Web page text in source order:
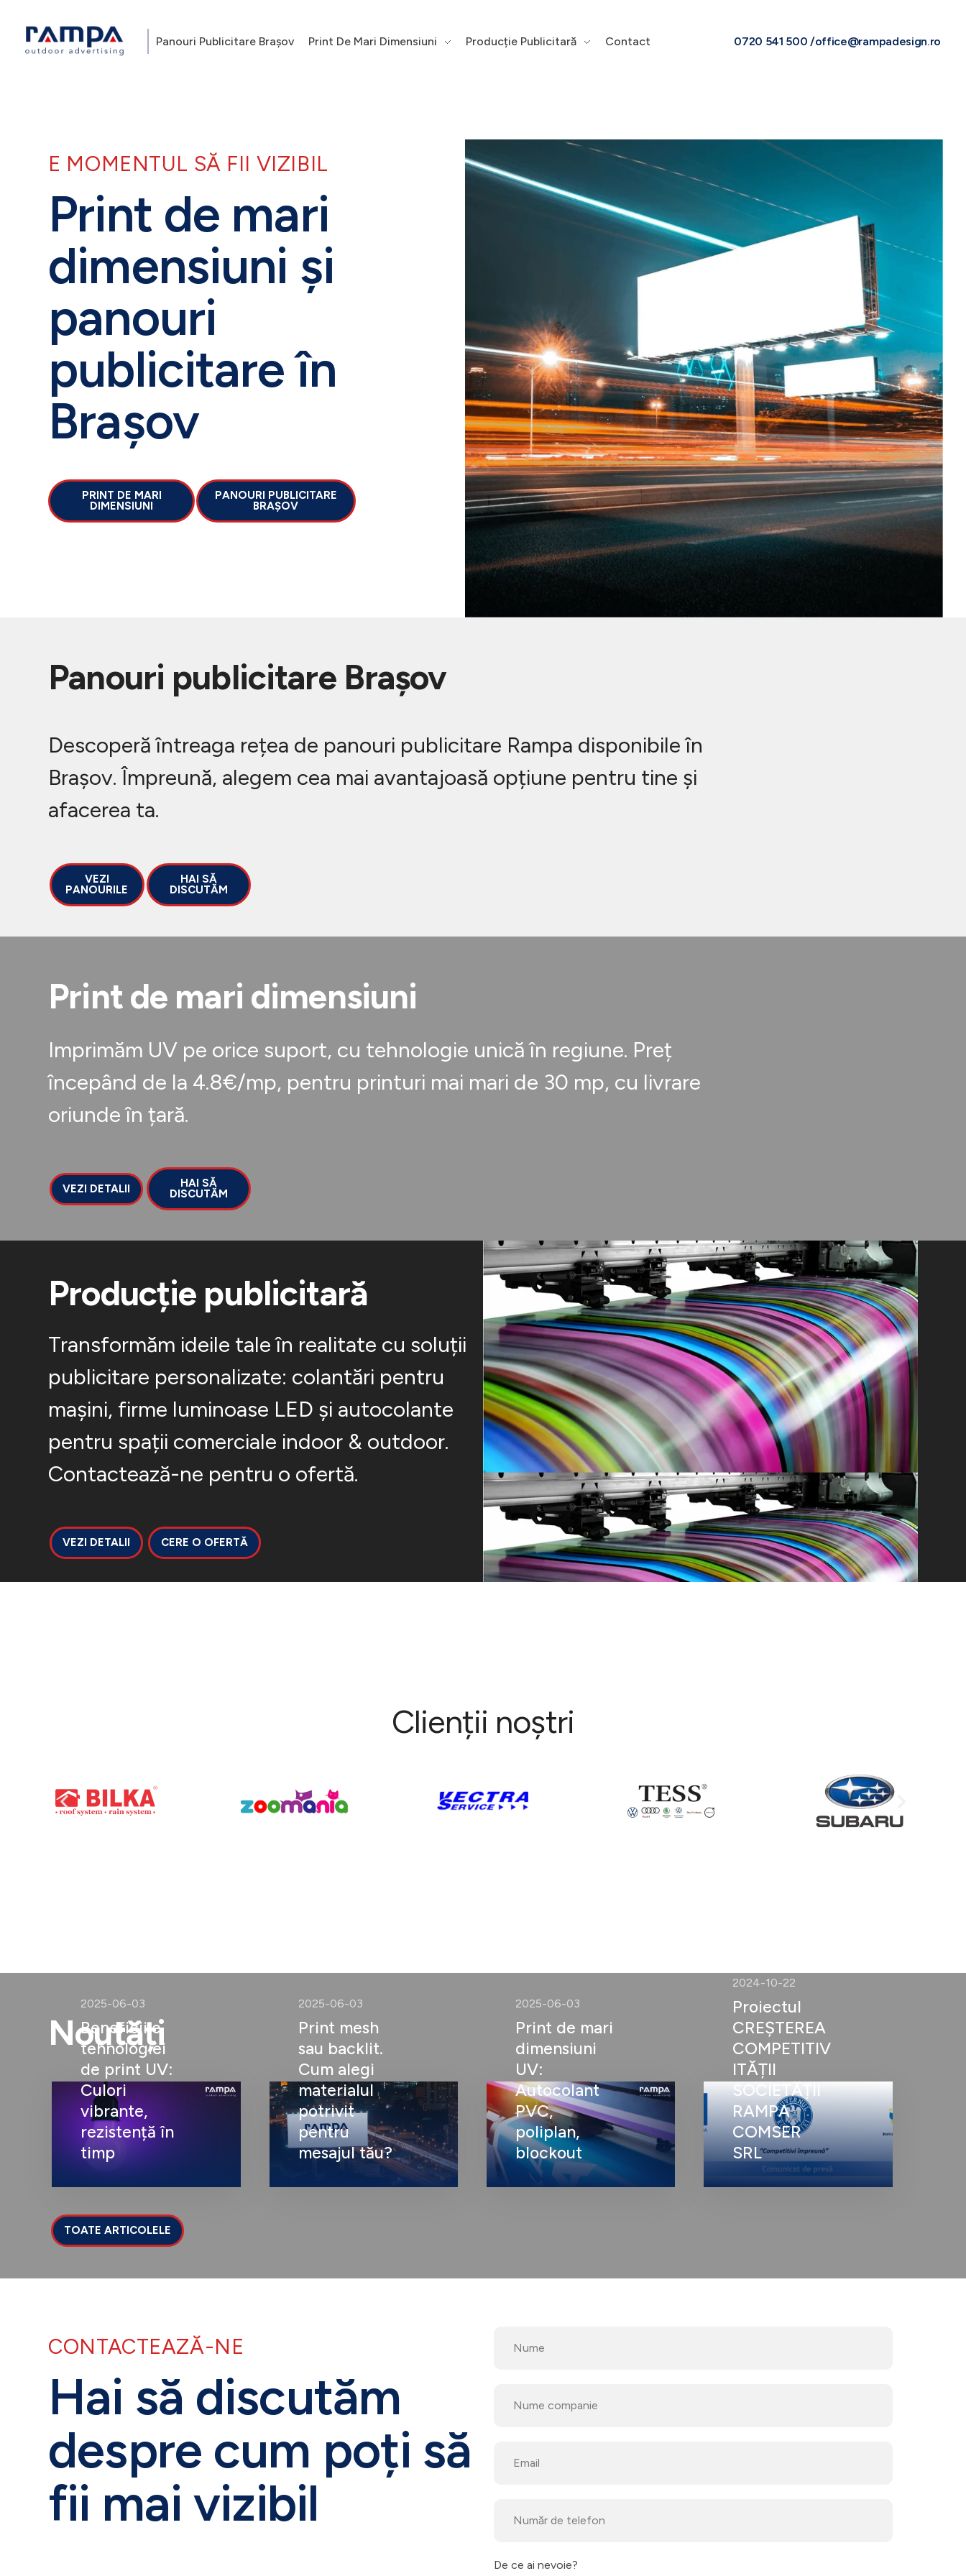
Panouri Publicitare Brașov Print De Mari Dimensiuni Producție Publicitară Contact 0720 541 500 /office@rampadesign.ro
E MOMENTUL SĂ FII VIZIBIL
Print de mari
dimensiuni și
panouri
publicitare în
Brașov
PRINT DE MARI
DIMENSIUNI
PANOURI PUBLICITARE
BRAȘOV
Panouri publicitare Brașov
Descoperă întreaga rețea de panouri publicitare Rampa disponibile în
Brașov. Împreună, alegem cea mai avantajoasă opțiune pentru tine și
afacerea ta.
VEZI
PANOURILE
HAI SĂ
DISCUTĂM
Print de mari dimensiuni
Imprimăm UV pe orice suport, cu tehnologie unică în regiune. Preț
începând de la 4.8€/mp, pentru printuri mai mari de 30 mp, cu livrare
oriunde în țară.
VEZI DETALII
HAI SĂ
DISCUTĂM
Producție publicitară
Transformăm ideile tale în realitate cu soluții
publicitare personalizate: colantări pentru
mașini, firme luminoase LED și autocolante
pentru spații comerciale indoor & outdoor.
Contactează-ne pentru o ofertă.
VEZI DETALII CERE O OFERTĂ
Clienții noștri
Noutăți
2025-06-03
Beneficiile
tehnologiei
de print UV:
Culori
vibrante,
rezistență în
timp
2025-06-03
Print mesh
sau backlit.
Cum alegi
materialul
potrivit
pentru
mesajul tău?
2025-06-03
Print de mari
dimensiuni
UV:
Autocolant
PVC,
poliplan,
blockout
2024-10-22
Proiectul
CREȘTEREA
COMPETITIV
ITĂȚII
SOCIETĂȚII
RAMPA
COMSER
SRL
TOATE ARTICOLELE
CONTACTEAZĂ-NE
Hai să discutăm
despre cum poți să
fii mai vizibil
De ce ai nevoie?